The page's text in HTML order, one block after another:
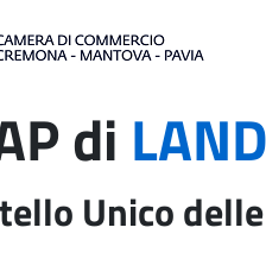
di
Unico